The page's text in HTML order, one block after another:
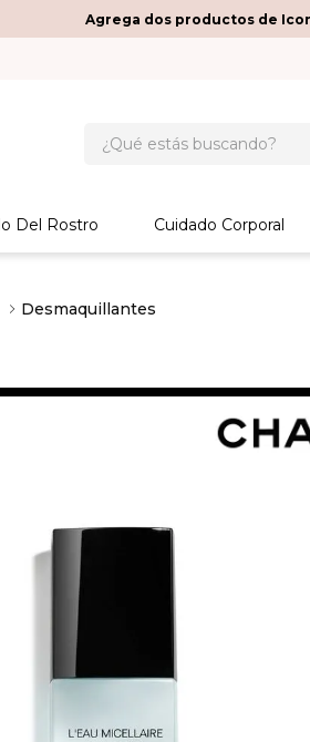
Agrega dos productos de
Del Rostro Cuidado Corporal
Desmaquillantes